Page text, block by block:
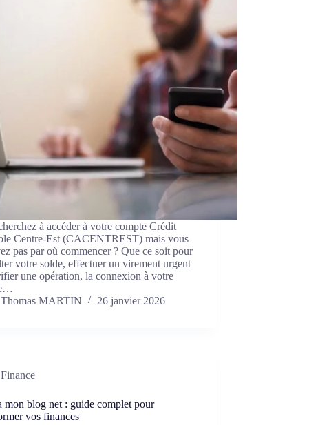
à accéder à votre compte Crédit
Centre-Est (CACENTREST) mais vous
pas par où commencer ? Que ce soit pour
votre solde, effectuer un virement urgent
une opération, la connexion à votre
Thomas MARTIN
26 janvier 2026
Finance
mon blog net : guide complet pour
vos finances